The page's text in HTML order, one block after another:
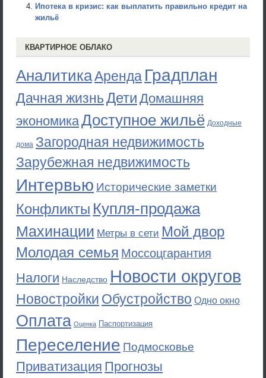
Ипотека в кризис: как выплатить правильно кредит на
жильё
КВАРТИРНОЕ ОБЛАКО
АналитикаАренда Градплан
Дачная жизньДети Домашняя
экономикаДоступное жильё Доходные
дома Загородная недвижимость
Зарубежная недвижимость
Интервью Исторические заметки
Конфликты Купля-продажа
Махинации Метры в сети Мой двор
Молодая семья Моссоцгарантия
Налоги Наследство Новости округов
Новостройки Обустройство Одно окно
Оплата Оценка Паспортизация
Переселение Подмосковье
Приватизация Прогнозы